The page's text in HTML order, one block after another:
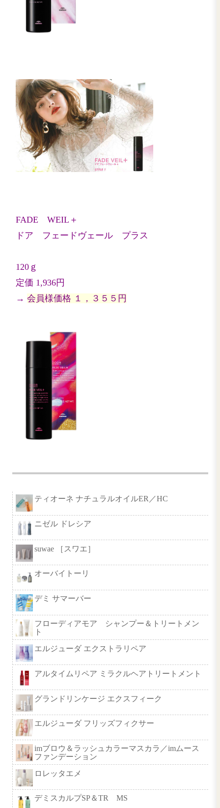
FADE VEIL
ドア フェードヴェール
定価 1,936円
→会員様価格 １，３５５円
FADE WEIL＋
ドア フェードヴェール プラス
120ｇ